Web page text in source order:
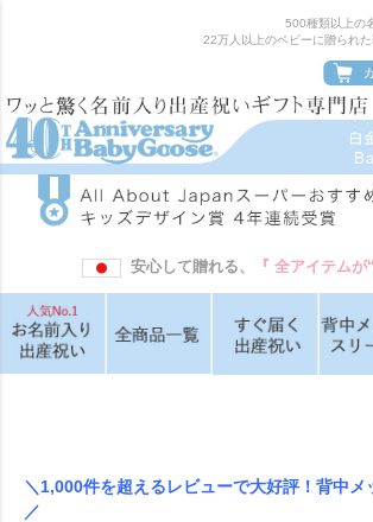
500種類以上の
22万人以上のベビーに贈られ
安心して贈れる、 『 全アイテムが
＼1,000件を超えるレビューで大好評！背中メ
／